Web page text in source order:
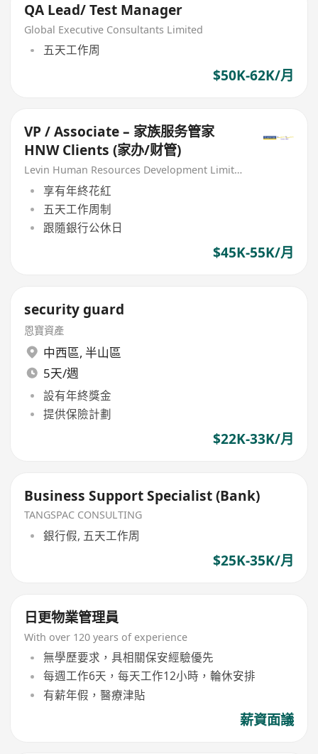
QA Lead/ Test Manager
Global Executive Consultants Limited
五天工作周
$50K-62K/月
VP / Associate – 家族服务管家
HNW Clients (家办/财管)
Levin Human Resources Development Limited
享有年終花紅
五天工作周制
跟隨銀行公休日
$45K-55K/月
security guard
恩寶資產
中西區, 半山區
5天/週
設有年終獎金
提供保險計劃
$22K-33K/月
Business Support Specialist (Bank)
TANGSPAC CONSULTING
銀行假, 五天工作周
$25K-35K/月
日更物業管理員
With over 120 years of experience
無學歷要求，具相關保安經驗優先
每週工作6天，每天工作12小時，輪休安排
有薪年假，醫療津貼
薪資面議